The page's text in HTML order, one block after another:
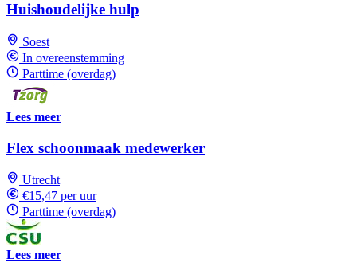
Huishoudelijke hulp
Soest
In overeenstemming
Parttime (overdag)
Lees meer
Flex schoonmaak medewerker
Utrecht
€15,47 per uur
Parttime (overdag)
Lees meer